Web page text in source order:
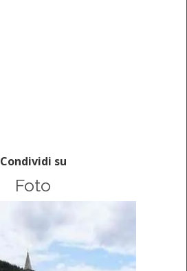
Condividi su
Foto